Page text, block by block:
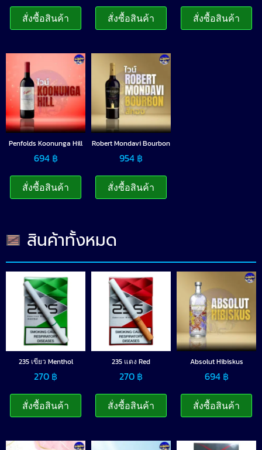
สั่งซื้อสินค้า สั่งซื้อสินค้า สั่งซื้อสินค้า
Penfolds Koonunga Hill
694 ฿
สั่งซื้อสินค้า
Robert Mondavi Bourbon
954 ฿
สั่งซื้อสินค้า
สินค้าทั้งหมด
235 เขียว Menthol
270 ฿
สั่งซื้อสินค้า
235 แดง Red
270 ฿
สั่งซื้อสินค้า
Absolut Hibiskus
694 ฿
สั่งซื้อสินค้า